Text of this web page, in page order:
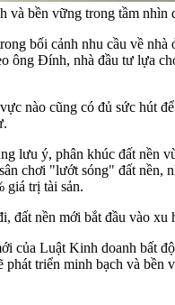
và bền vững trong tầm nhìn
bối cảnh nhu cầu về nhà
ông Đính, nhà đầu tư lựa
nào cũng có đủ sức hút
lưu ý, phân khúc đất nền
chơi "lướt sóng" đất nền,
giá trị tài sản.
nền mới bắt đầu vào
Luật Kinh doanh bất
triển minh bạch và bền